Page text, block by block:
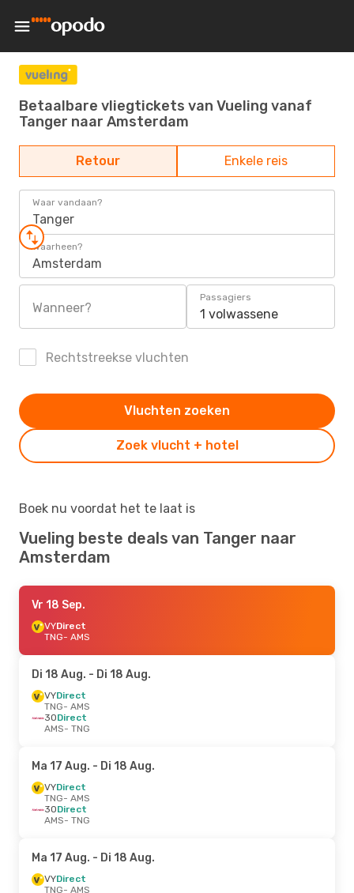
Betaalbare vliegtickets van Vueling vanaf
Tanger naar Amsterdam
Retour Enkele reis
Waar vandaan?
Tanger
Waarheen?
Amsterdam
Wanneer?
Passagiers
1 volwassene
Rechtstreekse vluchten
Zoek vlucht + hotel
Vluchten zoeken
Boek nu voordat het te laat is
Vueling beste deals van Tanger naar
Amsterdam
Vr 18 Sep.
VYDirect
TNG- AMS
Di 18 Aug. - Di 18 Aug.
VYDirect
TNG- AMS
3ODirect
AMS- TNG
Ma 17 Aug. - Di 18 Aug.
VYDirect
TNG- AMS
3ODirect
AMS- TNG
Ma 17 Aug. - Di 18 Aug.
VYDirect
TNG- AMS